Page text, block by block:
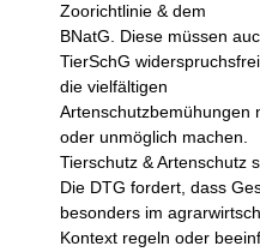
Zoorichtlinie & dem
BNatG. Diese müssen
TierSchG
die vielfältigen
Artenschutzbemühungen
oder unmöglich machen.
Tierschutz & Artenschutz
Die DTG fordert, dass
besonders im
Kontext regeln oder